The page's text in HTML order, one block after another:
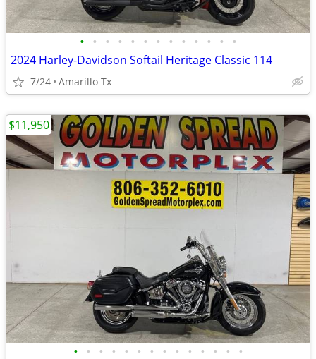
• • • • • • • • • • • • •
2024 Harley-Davidson Softail Heritage Classic 114
7/24 Amarillo Tx
• • • • • • • • • • • • • •
$11,950